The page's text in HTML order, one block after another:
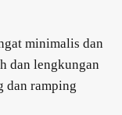
minimalis dan
dan lengkungan
dan ramping